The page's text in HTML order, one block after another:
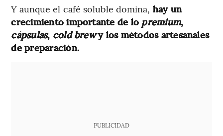
Y aunque el café soluble domina, hay un
crecimiento importante de lo premium,
cápsulas, cold brewy los métodos artesanales
de preparación.
PUBLICIDAD